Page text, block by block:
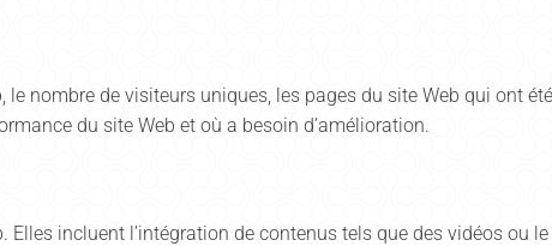
nombre de visiteurs uniques, les pages du site Web qui ont
du site Web et où a besoin d’amélioration.
incluent l’intégration de contenus tels que des vidéos ou